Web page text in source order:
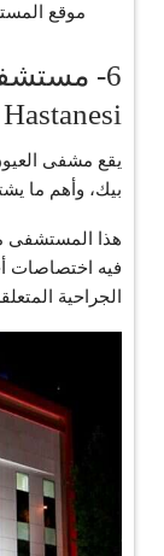
موقع
يقع مشفى
بيك، وأهم ما
هذا المستشفى
فيه اختصاصات
الجراحية